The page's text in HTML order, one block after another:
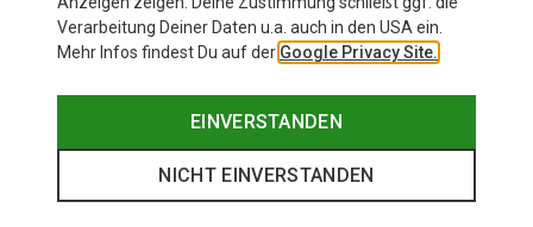
Verarbeitung Deiner Daten u.a. auch in den USA ein.
Mehr Infos findest Du auf der Google Privacy Site.
EINVERSTANDEN
NICHT EINVERSTANDEN